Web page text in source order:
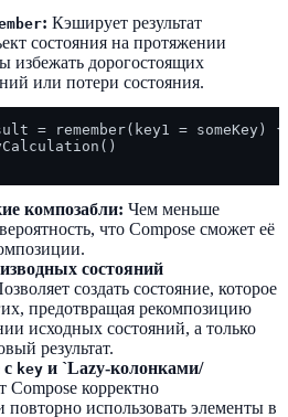
: Кэширует результат
состояния на протяжении
избежать дорогостоящих
или потери состояния.
= remember(key1 = someKey) {
композабли: Чем меньше
что Compose сможет её
состояний
создать состояние, которое
предотвращая рекомпозицию
исходных состояний, а только
результат.
key и `Lazy-колонками/
Compose корректно
использовать элементы в